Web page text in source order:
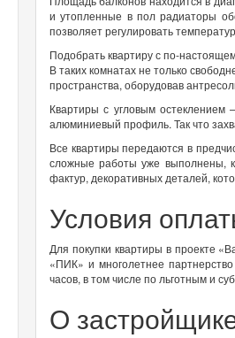
и утопленные в пол радиаторы
позволяет регулировать
Подобрать квартиру с по-
В таких комнатах не только
пространства, оборудовав
Квартиры с угловым остеклением
алюминиевый профиль. Так что
Все квартиры передаются в
сложные работы уже выполнены,
фактур, декоративных деталей,
Условия
Для покупки квартиры в проекте
«ПИК» и многолетнее
часов, в том числе по льготным и
О